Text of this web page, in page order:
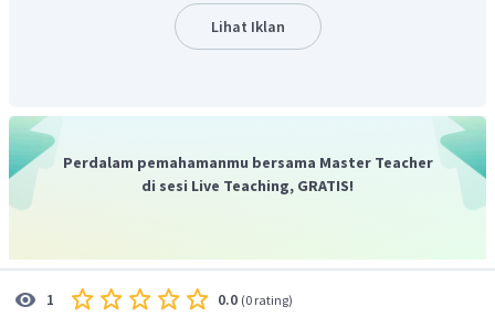
Unsur kebahasaan teks 1 dan 2
Lihat Iklan
Perdalam pemahamanmu bersama Master Teacher
di sesi Live Teaching, GRATIS!
1 0.0 (0 rating)